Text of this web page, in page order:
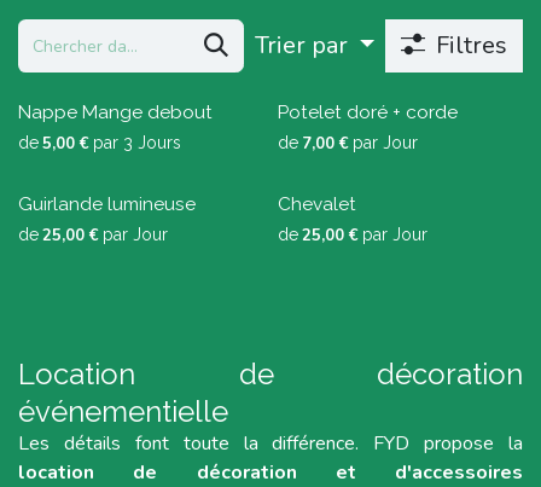
Trier par Filtres
Nappe Mange debout
de5,00 € par 3 Jours
Potelet doré + corde
de 7,00€ par Jour
Guirlande lumineuse
de25,00 € par Jour
Chevalet
de25,00€ par Jour
Location de décoration
événementielle
Les détails font toute la différence. FYD propose la
location de décoration et d'accessoires